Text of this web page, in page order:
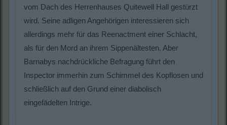
vom Dach des Herrenhauses Quitewell Hall gestürzt
wird. Seine adligen Angehörigen interessieren sich
allerdings mehr für das Reenactment einer Schlacht,
als für den Mord an ihrem Sippenältesten. Aber
Barnabys nachdrückliche Befragung führt den
Inspector immerhin zum Schimmel des Kopflosen und
schließlich auf den Grund einer diabolisch
eingefädelten Intrige.